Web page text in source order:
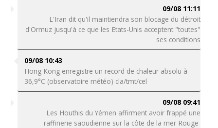
09/08 11:11
L'Iran dit qu'il maintiendra son blocage du détroit
d'Ormuz jusqu'à ce que les Etats-Unis acceptent "toutes"
ses conditions
09/08 10:43
Hong Kong enregistre un record de chaleur absolu à
36,9°C (observatoire météo) cla/tmt/cel
09/08 09:41
Les Houthis du Yémen affirment avoir frappé une
raffinerie saoudienne sur la côte de la mer Rouge